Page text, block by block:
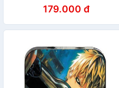
nước IPX5 - chống ồn bảo
hành 6 tháng
179.000 đ